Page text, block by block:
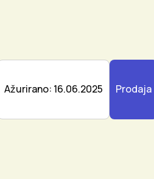
Ažurirano: 16.06.2025 Prodaja